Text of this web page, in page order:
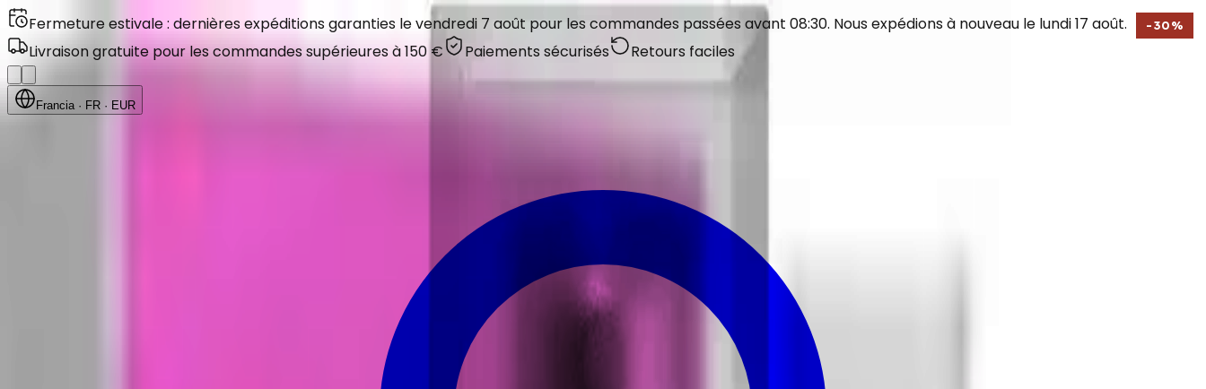
Fermeture estivale : dernières expéditions garanties le vendredi 7 août pour les commandes passées avant 08:30. Nous expédions à nouveau le lundi 17 août.
Livraison gratuite pour les commandes supérieures à 150 €
Paiements sécurisés Retours faciles
Francia· FR · EUR
- 30 %